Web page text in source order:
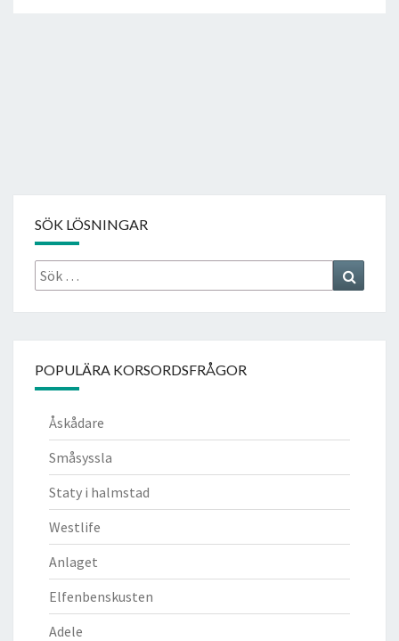
SÖK LÖSNINGAR
Sök
efter:
POPULÄRA KORSORDSFRÅGOR
Åskådare
Småsyssla
Staty i halmstad
Westlife
Anlaget
Elfenbenskusten
Adele